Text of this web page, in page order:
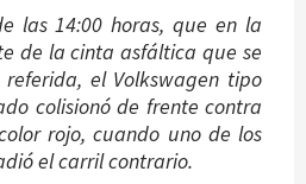
las 14:00 horas, que en la
de la cinta asfáltica que se
el Volkswagen tipo
colisionó de frente contra
rojo, cuando uno de los
el carril contrario.